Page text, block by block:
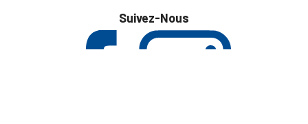
Suivez-Nous